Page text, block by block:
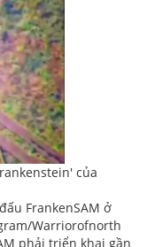
của
FrankenSAM ở
Warriorofnorth
phải triển khai gần